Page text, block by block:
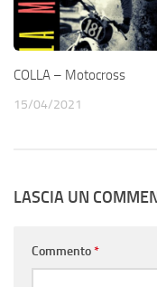
COLLA – Motocross
15/04/2021
LASCIA UN
Commento*